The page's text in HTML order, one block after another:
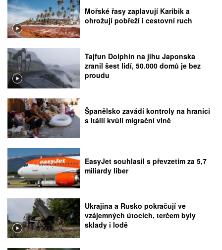
Mořské řasy zaplavují Karibik a
ohrožují pobřeží i cestovní ruch
Tajfun Dolphin na jihu Japonska
zranil šest lidí, 50.000 domů je bez
proudu
Španělsko zavádí kontroly na hranici
s Itálií kvůli migrační vlně
EasyJet souhlasil s převzetím za 5,7
miliardy liber
Ukrajina a Rusko pokračují ve
vzájemných útocích, terčem byly
sklady i lodě